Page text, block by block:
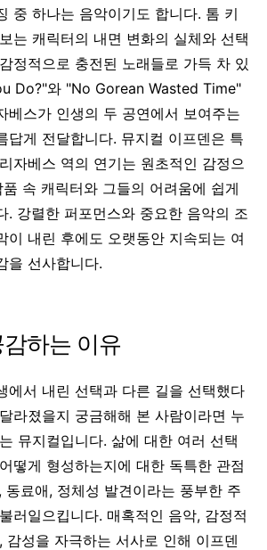
중 하나는 음악이기도 합니다. 톰 키
는 캐릭터의 내면 변화의 실체와 선택
정적으로 충전된 노래들로 가득 차 있
Do?"와 "No Gorean Wasted Time"
베스가 인생의 두 공연에서 보여주는
답게 전달합니다. 뮤지컬 이프덴은 특
자베스 역의 연기는 원초적인 감정으
속 캐릭터와 그들의 어려움에 쉽게
. 강렬한 퍼포먼스와 중요한 음악의 조
이 내린 후에도 오랫동안 지속되는 여
을 선사합니다.
하는 이유
에서 내린 선택과 다른 길을 선택했다
라졌을지 궁금해해 본 사람이라면 누
뮤지컬입니다. 삶에 대한 여러 선택
떻게 형성하는지에 대한 독특한 관점
동료애, 정체성 발견이라는 풍부한 주
러일으킵니다. 매혹적인 음악, 감정적
감성을 자극하는 서사로 인해 이프덴